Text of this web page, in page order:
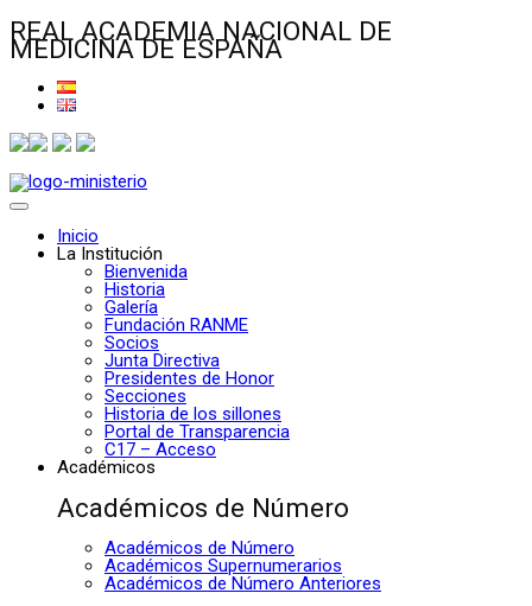
REAL ACADEMIA NACIONAL DE
MEDICINA DE ESPAÑA
Inicio
La Institución
Bienvenida
Historia
Galería
Fundación RANME
Socios
Junta Directiva
Presidentes de Honor
Secciones
Historia de los sillones
Portal de Transparencia
C17 – Acceso
Académicos
Académicos de Número
Académicos de Número
Académicos Supernumerarios
Académicos de Número Anteriores